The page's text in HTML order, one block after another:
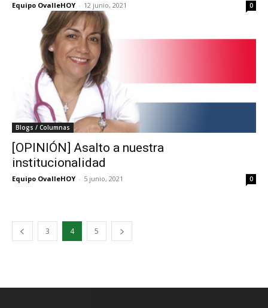
Equipo OvalleHOY - 12 junio, 2021 0
Blogs / Columnas
[OPINIÓN] Asalto a nuestra
institucionalidad
Equipo OvalleHOY - 5 junio, 2021 0
3 4 5